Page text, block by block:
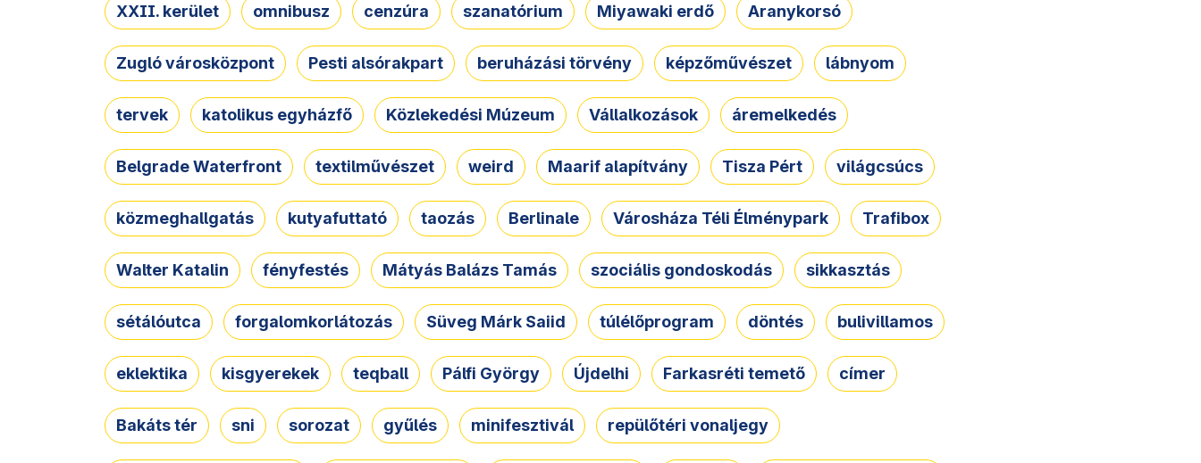
XXII. kerület omnibusz cenzúra szanatórium Miyawaki erdő Aranykorsó
Zugló városközpont Pesti alsórakpart beruházási törvény képzőművészet lábnyom
tervek katolikus egyházfő Közlekedési Múzeum Vállalkozások áremelkedés
Belgrade Waterfront textilművészet weird Maarif alapítvány Tisza Pért világcsúcs
közmeghallgatás kutyafuttató taozás Berlinale Városháza Téli Élménypark Trafibox
Walter Katalin fényfestés Mátyás Balázs Tamás szociális gondoskodás sikkasztás
sétálóutca forgalomkorlátozás Süveg Márk Saiid túlélőprogram döntés bulivillamos
eklektika kisgyerekek teqball Pálfi György Újdelhi Farkasréti temető címer
Bakáts tér sni sorozat gyűlés minifesztivál repülőtéri vonaljegy